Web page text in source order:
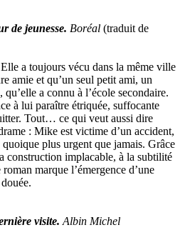
de jeunesse. Boréal (traduit de
a toujours vécu dans la même ville
amie et qu’un seul petit ami, un
a connu à l’école secondaire.
à lui paraître étriquée, suffocante
Tout… ce qui veut aussi dire
: Mike est victime d’un accident,
plus urgent que jamais. Grâce
construction implacable, à la subtilité
marque l’émergence d’une
visite. Albin Michel